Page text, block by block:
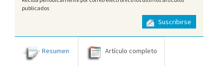
publicados
Suscribirse
Resumen Artículo completo